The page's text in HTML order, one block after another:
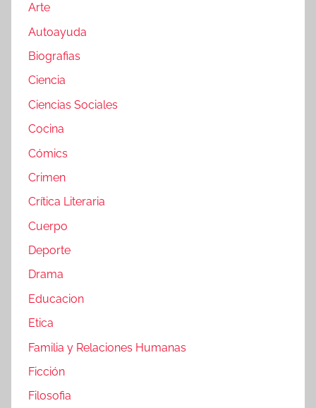
Arte
Autoayuda
Biografias
Ciencia
Ciencias Sociales
Cocina
Cómics
Crimen
Crítica Literaria
Cuerpo
Deporte
Drama
Educacion
Etica
Familia y Relaciones Humanas
Ficción
Filosofia